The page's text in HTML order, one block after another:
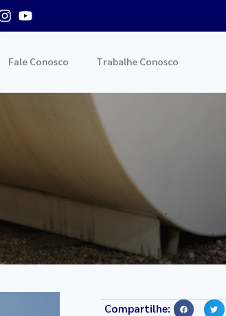
Fale Conosco Trabalhe Conosco
Compartilhe: